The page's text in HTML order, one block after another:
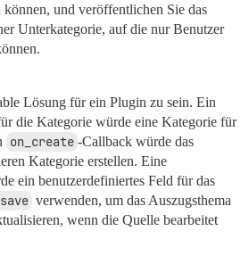
und veröffentlichen Sie das
Unterkategorie, auf die nur Benutzer
Lösung für ein Plugin zu sein. Ein
die Kategorie würde eine Kategorie für
on_create -Callback würde das
Kategorie erstellen. Eine
ein benutzerdefiniertes Feld für das
verwenden, um das Auszugsthema
wenn die Quelle bearbeitet